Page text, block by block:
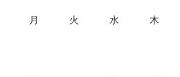
月 火 水 木